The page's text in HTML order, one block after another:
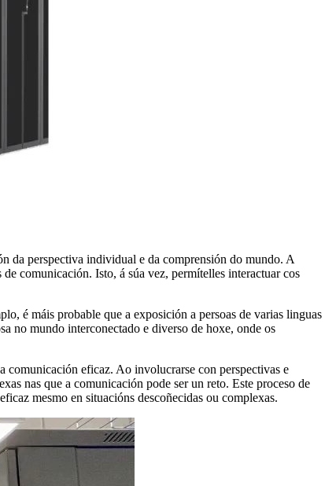
da perspectiva individual e da comprensión do mundo. A
comunicación. Isto, á súa vez, permítelles interactuar cos
é máis probable que a exposición a persoas de varias linguas
no mundo interconectado e diverso de hoxe, onde os
comunicación eficaz. Ao involucrarse con perspectivas e
nas que a comunicación pode ser un reto. Este proceso de
mesmo en situacións descoñecidas ou complexas.